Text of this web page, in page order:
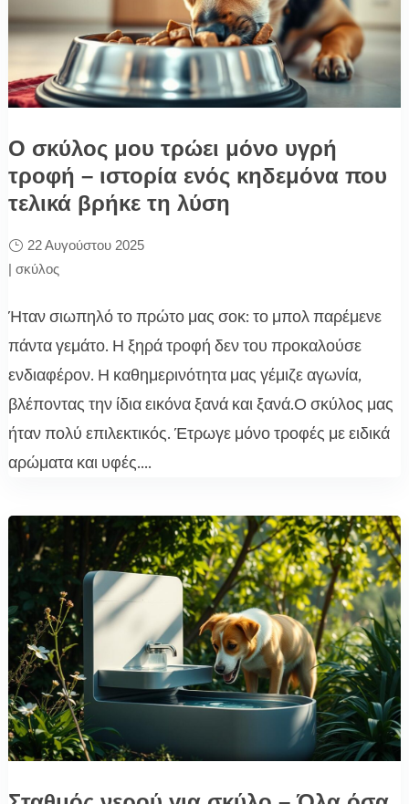
Ο σκύλος μου τρώει μόνο υγρή
τροφή – ιστορία ενός κηδεμόνα που
τελικά βρήκε τη λύση
22 Αυγούστου 2025
| σκύλος
Ήταν σιωπηλό το πρώτο μας σοκ: το μπολ παρέμενε
πάντα γεμάτο. Η ξηρά τροφή δεν του προκαλούσε
ενδιαφέρον. Η καθημερινότητα μας γέμιζε αγωνία,
βλέποντας την ίδια εικόνα ξανά και ξανά.Ο σκύλος μας
ήταν πολύ επιλεκτικός. Έτρωγε μόνο τροφές με ειδικά
αρώματα και υφές....